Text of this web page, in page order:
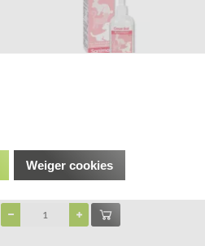
€ 14,99
Prijs per stuk
Weiger cookies